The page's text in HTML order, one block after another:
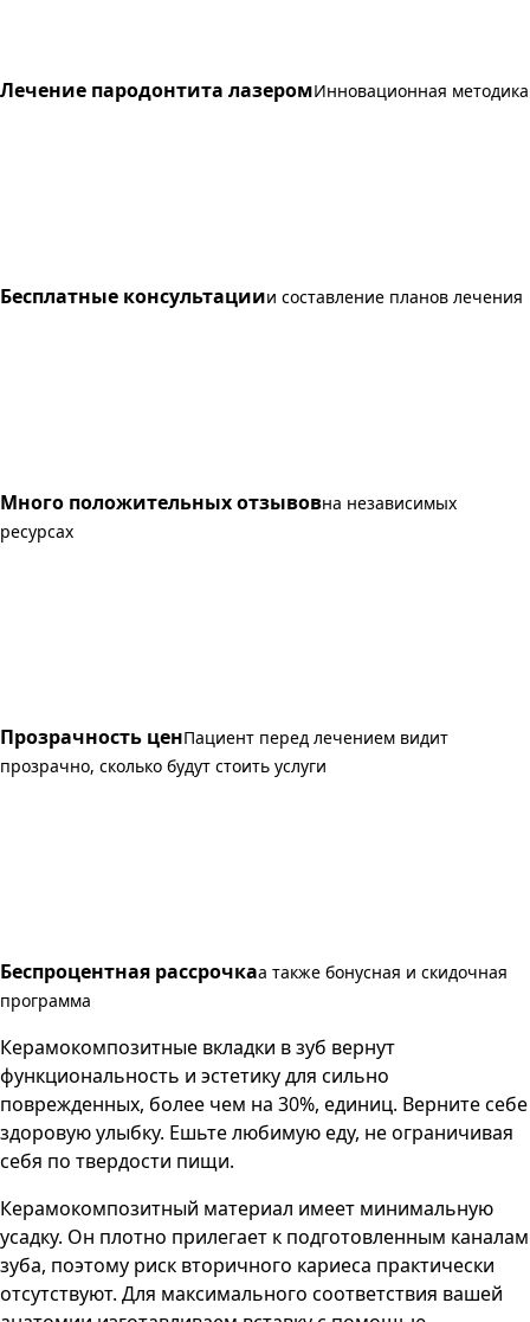
Лечение пародонтита лазеромИнновационная методика
Бесплатные консультациии составление планов лечения
Много положительных отзывовна независимых
ресурсах
Прозрачность ценПациент перед лечением видит
прозрачно, сколько будут стоить услуги
Беспроцентная рассрочкаа также бонусная и скидочная
программа
Керамокомпозитные вкладки в зуб вернут
функциональность и эстетику для сильно
поврежденных, более чем на 30%, единиц. Верните себе
здоровую улыбку. Ешьте любимую еду, не ограничивая
себя по твердости пищи.
Керамокомпозитный материал имеет минимальную
усадку. Он плотно прилегает к подготовленным каналам
зуба, поэтому риск вторичного кариеса практически
отсутствуют. Для максимального соответствия вашей